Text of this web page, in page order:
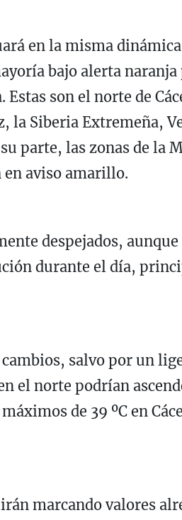
en la misma
bajo alerta naranja
son el norte de
la Siberia Extremeña,
parte, las zonas de la
en aviso amarillo.
despejados,
durante el día,
salvo por un
el norte podrían
de 39 ºC en
marcando valores